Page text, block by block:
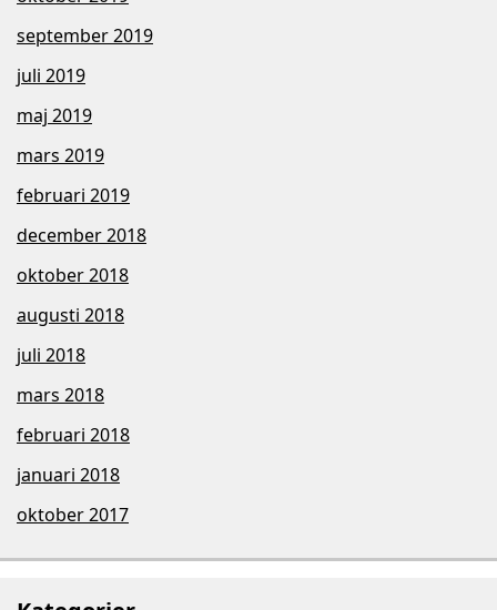
september 2019
juli 2019
maj 2019
mars 2019
februari 2019
december 2018
oktober 2018
augusti 2018
juli 2018
mars 2018
februari 2018
januari 2018
oktober 2017